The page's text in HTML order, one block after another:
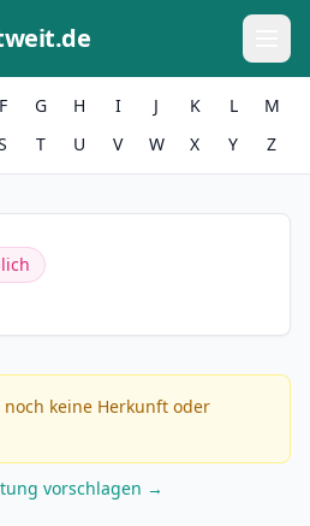
F G H I J K L
M
T U V W X Y Z
keine Herkunft oder
vorschlagen →